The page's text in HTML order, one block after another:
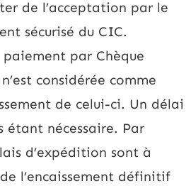
de l’acceptation par le
sécurisé du CIC.
paiement par Chèque
considérée comme
de celui-ci. Un délai
étant nécessaire. Par
d’expédition sont à
l’encaissement définitif